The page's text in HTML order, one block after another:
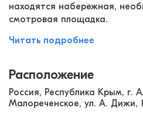
находятся набережная,
смотровая площадка.
Читать подробнее
Расположение
Россия, Республика Крым, г.
Малореченское, ул. А. Дижи,